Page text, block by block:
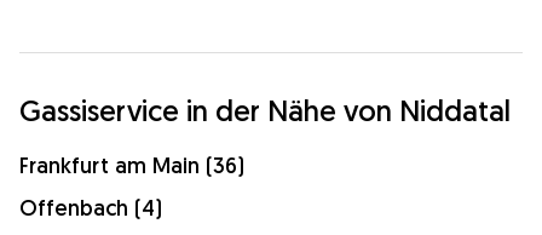
Gassiservice in der Nähe von Niddatal
Frankfurt am Main (36)
Offenbach (4)